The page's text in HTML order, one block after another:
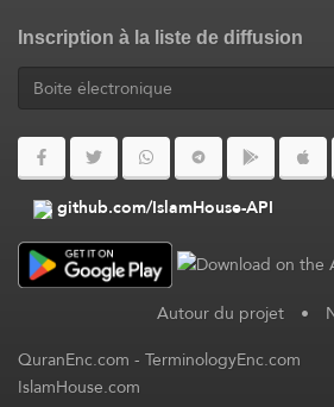
Inscription à la liste de diffusion
github.com/IslamHouse-API
Autour du projet •
QuranEnc.com-TerminologyEnc.com
IslamHouse.com